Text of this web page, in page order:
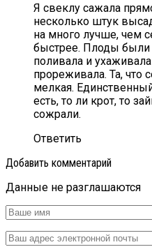
Я свеклу сажала
несколько штук
на много лучше, чем
быстрее. Плоды были
поливала и
прореживала. Та, что
мелкая.
есть, то ли крот, то
сожрали.
Ответить
Добавить комментарий
Данные не разглашаются